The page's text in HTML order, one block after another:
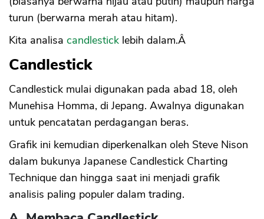
turun (berwarna merah atau hitam).
Kita analisa candlestick lebih dalam.Â
Candlestick
Candlestick mulai digunakan pada abad 18, oleh
Munehisa Homma, di Jepang. Awalnya digunakan
untuk pencatatan perdagangan beras.
Grafik ini kemudian diperkenalkan oleh Steve Nison
dalam bukunya Japanese Candlestick Charting
Technique dan hingga saat ini menjadi grafik
analisis paling populer dalam trading.